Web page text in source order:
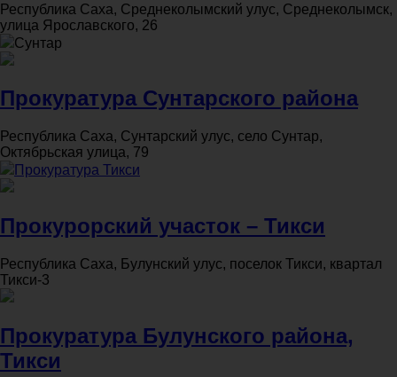
Республика Саха, Среднеколымский улус, Среднеколымск,
улица Ярославского, 26
Сунтар
Прокуратура Сунтарского района
Республика Саха, Сунтарский улус, село Сунтар,
Октябрьская улица, 79
Прокуратура Тикси
Прокурорский участок – Тикси
Республика Саха, Булунский улус, поселок Тикси, квартал
Тикси-3
Прокуратура Булунского района,
Тикси